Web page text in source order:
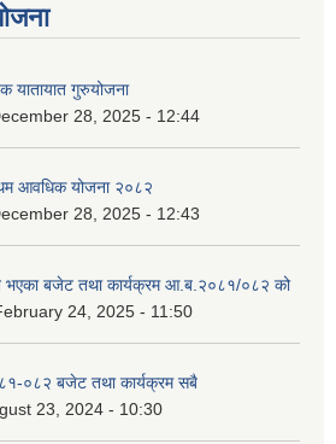
यातायात गुरुयोजना
28, 2025 - 12:44
आवधिक योजना २०८२
28, 2025 - 12:43
भएका बजेट तथा कार्यक्रम आ.ब.२०८१/०८२ को
24, 2025 - 11:50
०८२ बजेट तथा कार्यक्रम सबै
23, 2024 - 10:30